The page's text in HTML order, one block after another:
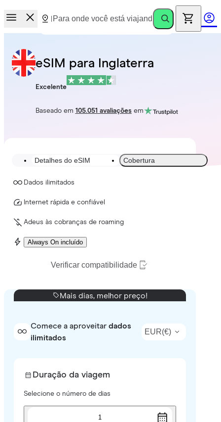
eSIM para Inglaterra
Excelente
Baseado em 105.051 avaliaçõesem
Detalhes do eSIM Cobertura
Dados ilimitados
Internet rápida e confiável
Adeus às cobranças de roaming
Always On incluído
Verificar compatibilidade
Mais dias, melhor preço!
Comece a aproveitar dados
ilimitados
EUR(€)
Duração da viagem
Selecione o número de dias
1